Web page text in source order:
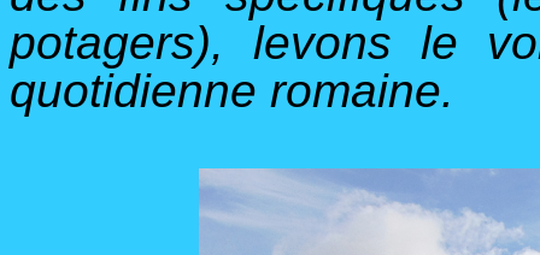
potagers), levons le
quotidienne romaine.